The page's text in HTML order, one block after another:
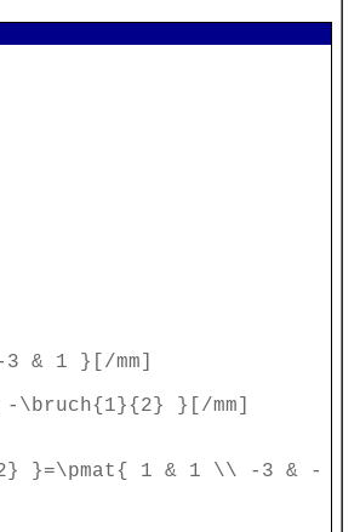
& 1 }[/mm]
}[/mm]
}=\pmat{ 1 & 1 \\ -3 & -